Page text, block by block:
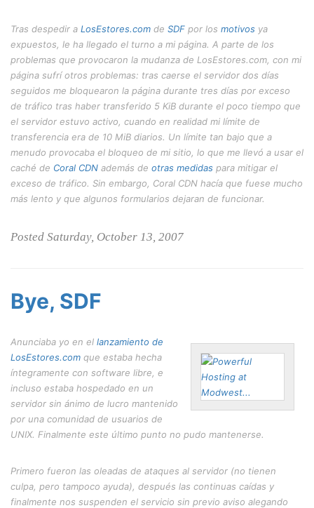
Tras despedir a LosEstores.com de SDF por los motivos ya
expuestos, le ha llegado el turno a mi página. A parte de los
problemas que provocaron la mudanza de LosEstores.com, con mi
página sufrí otros problemas: tras caerse el servidor dos días
seguidos me bloquearon la página durante tres días por exceso
de tráfico tras haber transferido 5 KiB durante el poco tiempo que
el servidor estuvo activo, cuando en realidad mi límite de
transferencia era de 10 MiB diarios. Un límite tan bajo que a
menudo provocaba el bloqueo de mi sitio, lo que me llevó a usar el
caché de Coral CDN además de otras medidas para mitigar el
exceso de tráfico. Sin embargo, Coral CDN hacía que fuese mucho
más lento y que algunos formularios dejaran de funcionar.
Posted Saturday, October 13, 2007
Bye, SDF
Anunciaba yo en el lanzamiento de
LosEstores.com que estaba hecha
íntegramente con software libre, e
incluso estaba hospedado en un
servidor sin ánimo de lucro mantenido
por una comunidad de usuarios de
UNIX. Finalmente este último punto no pudo mantenerse.
Primero fueron las oleadas de ataques al servidor (no tienen
culpa, pero tampoco ayuda), después las continuas caídas y
finalmente nos suspenden el servicio sin previo aviso alegando